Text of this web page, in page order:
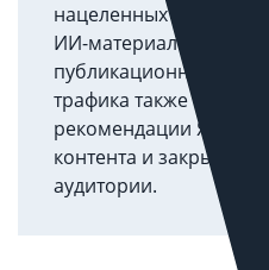
нацеленных только на
ИИ-материалы
публикационный
трафика также
рекомендации
контента и закрывать
аудитории.